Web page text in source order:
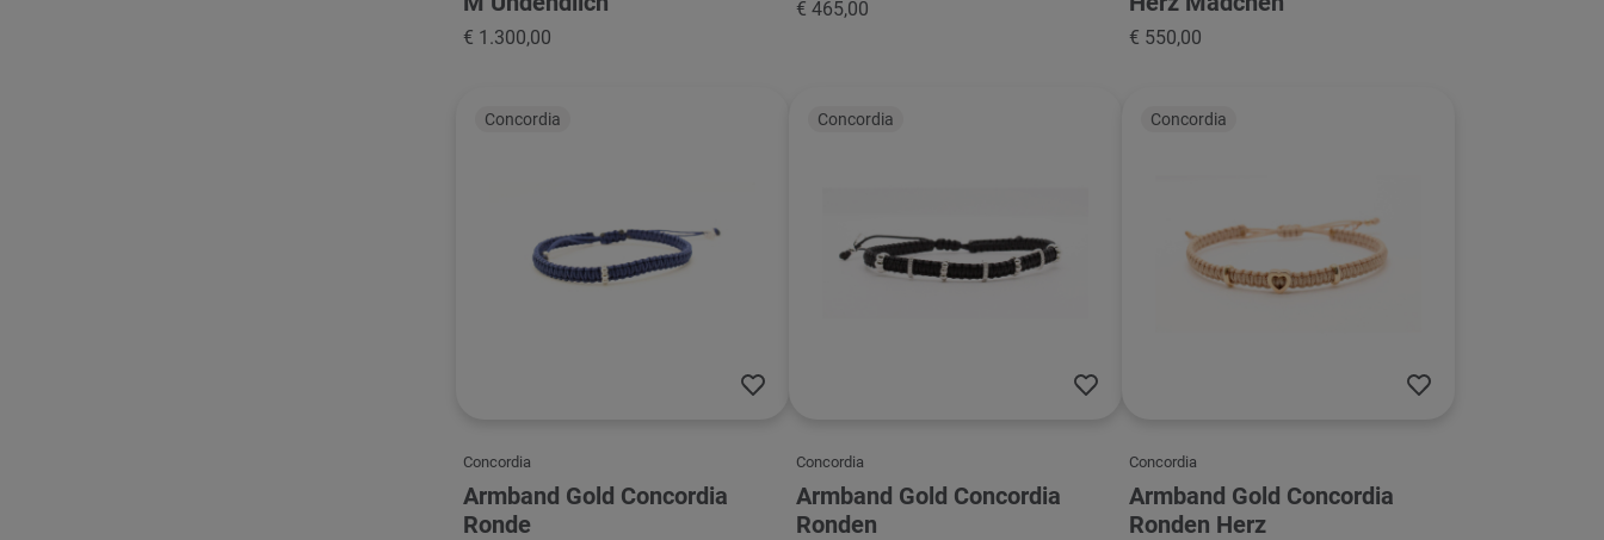
€ 1.300,00
€ 465,00
€ 550,00
Concordia
Concordia
Armband Gold Concordia
Ronde
Concordia
Concordia
Armband Gold Concordia
Ronden
Concordia
Concordia
Armband Gold Concordia
Ronden Herz